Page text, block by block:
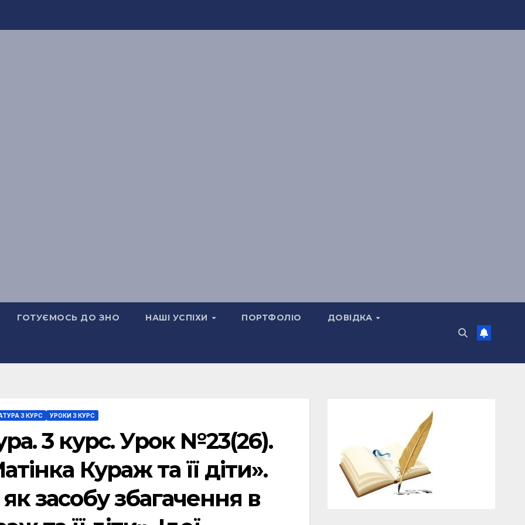
ГОТУЄМОСЬ ДО ЗНО НАШІ УСПІХИ ПОРТФОЛІО ДОВІДКА
3 КУРС УРОКИ 3 КУРС
3 курс. Урок №23(26).
Кураж та її діти».
засобу збагачення в